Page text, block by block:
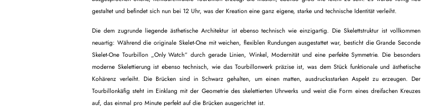
gestaltet und befindet sich nun bei 12 Uhr, was der Kreation eine ganz eigene, starke und technische Identität verleiht.
Die dem zugrunde liegende ästhetische Architektur ist ebenso technisch wie einzigartig. Die Skelettstruktur ist vollkommen
neuartig: Während die originale Skelet-One mit weichen, flexiblen Rundungen ausgestattet war, besticht die Grande Seconde
Skelet-One Tourbillon „Only Watch“ durch gerade Linien, Winkel, Modernität und eine perfekte Symmetrie. Die besonders
moderne Skelettierung ist ebenso technisch, wie das Tourbillonwerk präzise ist, was dem Stück funktionale und ästhetische
Kohärenz verleiht. Die Brücken sind in Schwarz gehalten, um einen matten, ausdrucksstarken Aspekt zu erzeugen. Der
Tourbillonkäfig steht im Einklang mit der Geometrie des skelettierten Uhrwerks und weist die Form eines dreifachen Kreuzes
auf, das einmal pro Minute perfekt auf die Brücken ausgerichtet ist.